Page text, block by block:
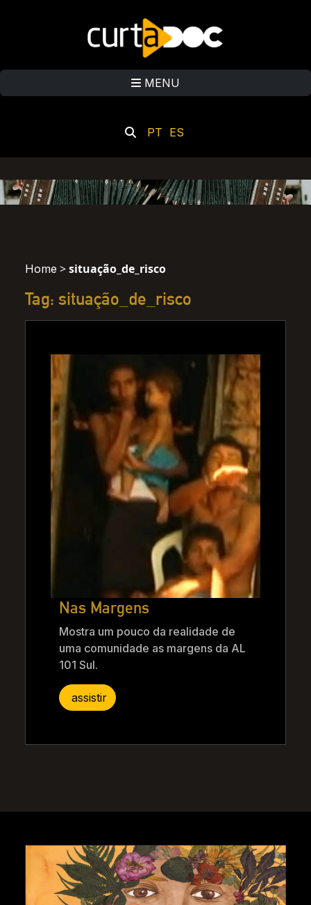
MENU
PT ES
Home >situação_de_risco
Tag: situação_de_risco
Nas Margens
Mostra um pouco da realidade de
uma comunidade as margens da AL
101 Sul.
assistir